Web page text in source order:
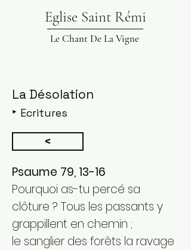
Eglise Saint Rémi
Le Chant De La Vigne
La Désolation
‣ Ecritures
<
Psaume 79, 13-16
Pourquoi as-tu percé sa
clôture ? Tous les passants y
grappillent en chemin ;
le sanglier des forêts la ravage